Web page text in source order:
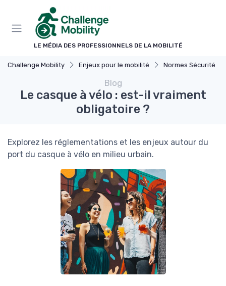
LE MÉDIA DES PROFESSIONNELS DE LA MOBILITÉ
Challenge Mobility Enjeux pour le mobilité Normes Sécurité
Blog
Le casque à vélo : est-il vraiment
obligatoire ?
Explorez les réglementations et les enjeux autour du
port du casque à vélo en milieu urbain.
Panneau de gestion des cookies